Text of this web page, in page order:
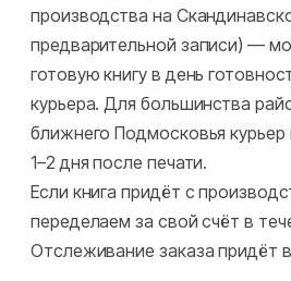
производства на
предварительной записи) —
готовую книгу в день
курьера. Для большинства
ближнего Подмосковья курьер
1–2 дня после печати.
Если книга придёт с
переделаем за свой счёт в
Отслеживание заказа придёт